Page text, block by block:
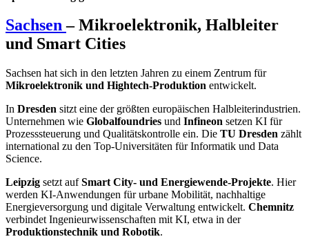
Sachsen– Mikroelektronik, Halbleiter
und Smart Cities
Sachsen hat sich in den letzten Jahren zu einem Zentrum für
Mikroelektronik und Hightech-Produktion entwickelt.
In Dresden sitzt eine der größten europäischen Halbleiterindustrien.
Unternehmen wie Globalfoundries und Infineon setzen KI für
Prozesssteuerung und Qualitätskontrolle ein. Die TU Dresden zählt
international zu den Top-Universitäten für Informatik und Data
Science.
Leipzig setzt aufSmart City- und Energiewende-Projekte. Hier
werden KI-Anwendungen für urbane Mobilität, nachhaltige
Energieversorgung und digitale Verwaltung entwickelt. Chemnitz
verbindet Ingenieurwissenschaften mit KI, etwa in der
Produktionstechnik und Robotik.